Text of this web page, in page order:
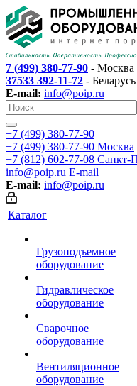
7 (499) 380-77-90 - Москва
37533 392-11-72 - Беларусь
E-mail: info@poip.ru
+7 (499) 380-77-90
+7 (499) 380-77-90 Москва
+7 (812) 602-77-08 Санкт-
info@poip.ru E-mail
E-mail: info@poip.ru
Каталог
Грузоподъемное
оборудование
Гидравлическое
оборудование
Сварочное
оборудование
Вентиляционное
оборудование